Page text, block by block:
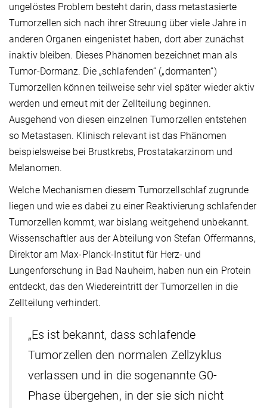
ungelöstes Problem besteht darin, dass metastasierte
Tumorzellen sich nach ihrer Streuung über viele Jahre in
anderen Organen eingenistet haben, dort aber zunächst
inaktiv bleiben. Dieses Phänomen bezeichnet man als
Tumor-Dormanz. Die „schlafenden“ („dormanten“)
Tumorzellen können teilweise sehr viel später wieder aktiv
werden und erneut mit der Zellteilung beginnen.
Ausgehend von diesen einzelnen Tumorzellen entstehen
so Metastasen. Klinisch relevant ist das Phänomen
beispielsweise bei Brustkrebs, Prostatakarzinom und
Melanomen.
Welche Mechanismen diesem Tumorzellschlaf zugrunde
liegen und wie es dabei zu einer Reaktivierung schlafender
Tumorzellen kommt, war bislang weitgehend unbekannt.
Wissenschaftler aus der Abteilung von Stefan Offermanns,
Direktor am Max-Planck-Institut für Herz- und
Lungenforschung in Bad Nauheim, haben nun ein Protein
entdeckt, das den Wiedereintritt der Tumorzellen in die
Zellteilung verhindert.
„Es ist bekannt, dass schlafende
Tumorzellen den normalen Zellzyklus
verlassen und in die sogenannte G0-
Phase übergehen, in der sie sich nicht